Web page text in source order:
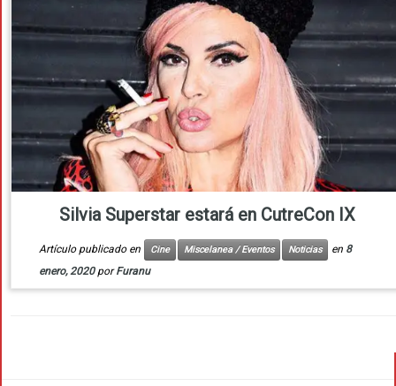
Silvia Superstar estará en CutreCon IX
Artículo publicado en Cine Miscelanea / Eventos Noticias en 8
enero, 2020 porFuranu